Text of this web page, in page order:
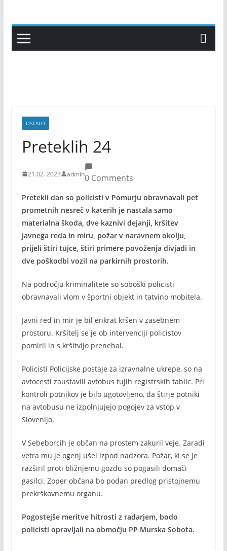
content
OSTALO
Preteklih 24
21.02. 2023 admin0 Comments
Pretekli dan so policisti v Pomurju obravnavali pet
prometnih nesreč v katerih je nastala samo
materialna škoda, dve kaznivi dejanji, kršitev
javnega reda in miru, požar v naravnem okolju,
prijeli štiri tujce, štiri primere povoženja divjadi in
dve poškodbi vozil na parkirnih prostorih.
Na področju kriminalitete so soboški policisti
obravnavali vlom v športni objekt in tatvino mobitela.
Javni red in mir je bil enkrat kršen v zasebnem
prostoru. Kršitelj se je ob intervenciji policistov
pomiril in s kršitvijo prenehal.
Policisti Policijske postaje za izravnalne ukrepe, so na
avtocesti zaustavili avtobus tujih registrskih tablic. Pri
kontroli potnikov je bilo ugotovljeno, da štirje potniki
na avtobusu ne izpolnjujejo pogojev za vstop v
Slovenijo.
V Sebeborcih je občan na prostem zakuril veje. Zaradi
vetra mu je ogenj ušel izpod nadzora. Požar, ki se je
razširil proti bližnjemu gozdu so pogasili domači
gasilci. Zoper občana bo podan predlog pristojnemu
prekrškovnemu organu.
Pogostejše meritve hitrosti z radarjem, bodo
policisti opravljali na območju PP Murska Sobota.